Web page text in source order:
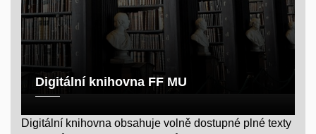
Digitální knihovna FF MU
Digitální knihovna obsahuje volně dostupné plné texty